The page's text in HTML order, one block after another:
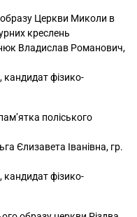
Церкви Миколи в
креслень
Владислав Романович,
фізико-
поліського
Єлизавета Іванівна, гр.
фізико-